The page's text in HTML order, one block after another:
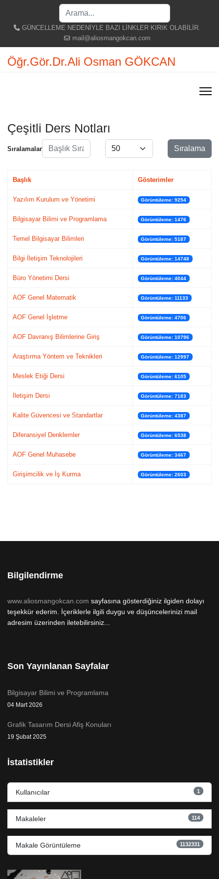
GÜNCELLEME NEDENİYLE BAZI LİNKLER KIRIK OLABİLİR.
mail@aliosmangokcan.com
Öğr.Gör.Dr.Ali Osman GÖKCAN
Çeşitli Ders Notları
Sıralamalar
Başlık Sıralaması Göster #
Sıralama
Başlık Gösterimler
Yazılım Kurulum ve Yönetimi Görüntüleme: 9254
Bilgisayar Bilimi ve Programlama Görüntüleme: 1476
Temel Bilgisayar Bilimleri Görüntüleme: 5187
Bilgi İletişim Teknolojileri Görüntüleme: 14748
Büro Yönetimi Dersi Görüntüleme: 4044
AOF Genel Matematik Görüntüleme: 11133
AOF Genel İşletme Görüntüleme: 4706
AOF Davranış Bilimlerine Giriş Görüntüleme: 10796
Araştırma Yöntem ve Teknikleri Görüntüleme: 12997
Meslek Etiği Dersi Görüntüleme: 6105
İletişim Dersi Görüntüleme: 7183
Kalite Güvencesi ve Standartlar Görüntüleme: 4387
Diferansiyel Denklemler Görüntüleme: 6538
AOF Genel Muhasebe Görüntüleme: 3467
Girişimcilik ve İş Kurma Görüntüleme: 2603
Bilgilendirme
www.aliosmangokcan.com sayfasına gösterdiğiniz ilgiden dolayı
teşekkür ederim. İçeriklerle ilgili duygu ve düşüncelerinizi mail
adresim üzerinden iletebilirsiniz...
Son Yayınlanan Sayfalar
Bilgisayar Bilimi ve Programlama
04 Mart 2026
Grafik Tasarım Dersi Afiş Konuları
19 Şubat 2025
İstatistikler
Kullanıcılar 1
Makaleler 114
Makale Görüntüleme 1132331